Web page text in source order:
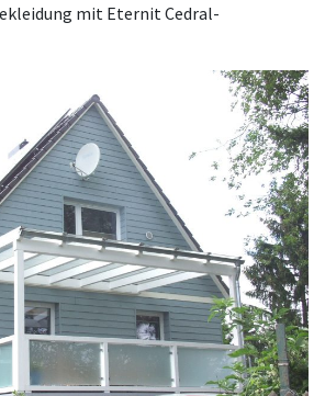
mit Eternit Cedral-